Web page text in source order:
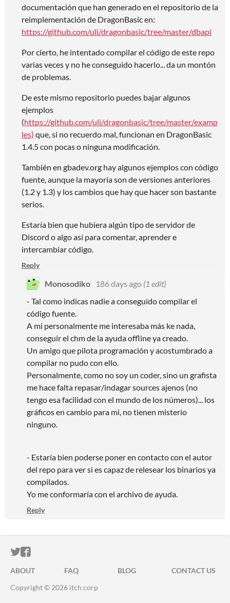
documentación que han generado en el repositorio de la
reimplementación de DragonBasic en:
https://github.com/uli/dragonbasic/tree/master/dbapi
Por cierto, he intentado compilar el código de este repo
varias veces y no he conseguido hacerlo... da un montón
de problemas.
De este mismo repositorio puedes bajar algunos
ejemplos
(https://github.com/uli/dragonbasic/tree/master/examp
les) que, si no recuerdo mal, funcionan en DragonBasic
1.4.5 con pocas o ninguna modificación.
También en gbadev.org hay algunos ejemplos con código
fuente, aunque la mayoría son de versiones anteriores
(1.2 y 1.3) y los cambios que hay que hacer son bastante
serios.
Estaría bien que hubiera algún tipo de servidor de
Discord o algo así para comentar, aprender e
intercambiar código.
Reply
Monosodiko 186 days ago (1 edit)
- Tal como indicas nadie a conseguido compilar el
código fuente.
A mi personalmente me interesaba más ke nada,
conseguir el chm de la ayuda offline ya creado.
Un amigo que pilota programación y acostumbrado a
compilar no pudo con ello.
Personalmente, como no soy un coder, sino un grafista
me hace falta repasar/indagar sources ajenos (no
tengo esa facilidad con el mundo de los números)... los
gráficos en cambio para mi, no tienen misterio
ninguno.
- Estaría bien poderse poner en contacto con el autor
del repo para ver si es capaz de relesear los binarios ya
compilados.
Yo me conformaría con el archivo de ayuda.
Reply
ITCH.IO ON TWITTER
ITCH.IO ON FACEBOOK
ABOUT FAQ BLOG
CONTACT US
Copyright © 2026 itch corp